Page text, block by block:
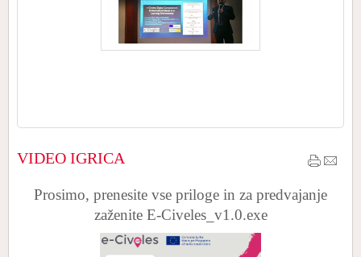
VIDEO IGRICA
Prosimo, prenesite vse priloge in za predvajanje
zaženite E-Civeles_v1.0.exe